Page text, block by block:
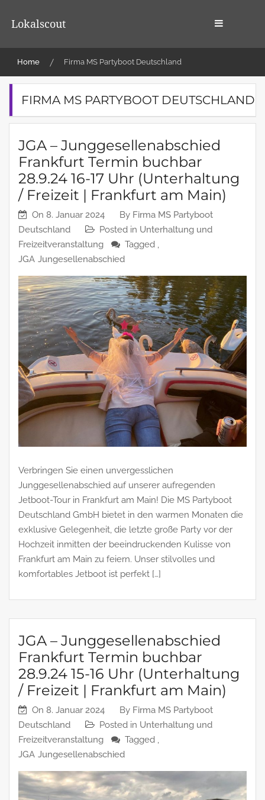
Lokalscout
Home Firma MS Partyboot Deutschland
FIRMA MS PARTYBOOT DEUTSCHLAND
JGA – Junggesellenabschied
Frankfurt Termin buchbar
28.9.24 16-17 Uhr (Unterhaltung
/ Freizeit | Frankfurt am Main)
On 8. Januar 2024 By Firma MS Partyboot
Deutschland
Posted in Unterhaltung und
Freizeitveranstaltung
Tagged ,
JGA Jungesellenabschied
Verbringen Sie einen unvergesslichen
Junggesellenabschied auf unserer aufregenden
Jetboot-Tour in Frankfurt am Main! Die MS Partyboot
Deutschland GmbH bietet in den warmen Monaten die
exklusive Gelegenheit, die letzte große Party vor der
Hochzeit inmitten der beeindruckenden Kulisse von
Frankfurt am Main zu feiern. Unser stilvolles und
komfortables Jetboot ist perfekt […]
JGA – Junggesellenabschied
Frankfurt Termin buchbar
28.9.24 15-16 Uhr (Unterhaltung
/ Freizeit | Frankfurt am Main)
On 8. Januar 2024 By Firma MS Partyboot
Deutschland
Posted in Unterhaltung und
Freizeitveranstaltung
Tagged ,
JGA Jungesellenabschied